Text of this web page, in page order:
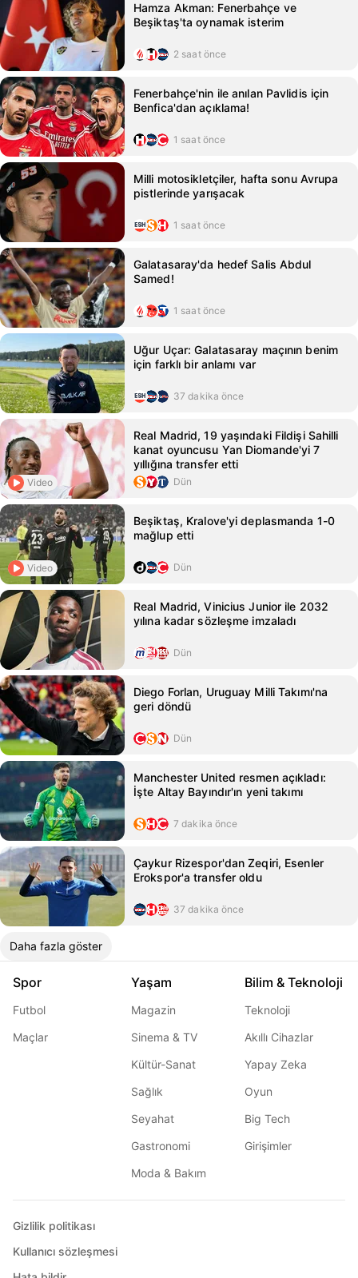
Hamza Akman: Fenerbahçe ve
Beşiktaş'ta oynamak isterim
2 saat önce
Fenerbahçe'nin ile anılan Pavlidis için
Benfica'dan açıklama!
1 saat önce
Milli motosikletçiler, hafta sonu Avrupa
pistlerinde yarışacak
1 saat önce
Galatasaray'da hedef Salis Abdul
Samed!
1 saat önce
Uğur Uçar: Galatasaray maçının benim
için farklı bir anlamı var
37 dakika önce
Video
Real Madrid, 19 yaşındaki Fildişi Sahilli
kanat oyuncusu Yan Diomande'yi 7
yıllığına transfer etti
Dün
Video
Beşiktaş, Kralove'yi deplasmanda 1-0
mağlup etti
Dün
Real Madrid, Vinicius Junior ile 2032
yılına kadar sözleşme imzaladı
Dün
Diego Forlan, Uruguay Milli Takımı'na
geri döndü
Dün
Manchester United resmen açıkladı:
İşte Altay Bayındır'ın yeni takımı
7 dakika önce
Çaykur Rizespor'dan Zeqiri, Esenler
Erokspor'a transfer oldu
37 dakika önce
Daha fazla göster
Spor
Futbol
Maçlar
Yaşam
Magazin
Sinema & TV
Kültür-Sanat
Sağlık
Seyahat
Gastronomi
Moda & Bakım
Bilim & Teknoloji
Teknoloji
Akıllı Cihazlar
Yapay Zeka
Oyun
Big Tech
Girişimler
Gizlilik politikası
Kullanıcı sözleşmesi